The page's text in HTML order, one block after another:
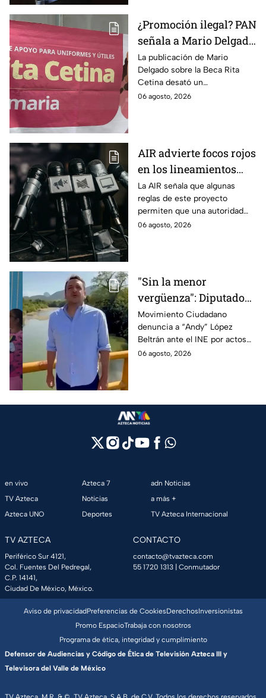
¿Promoción ilegal? PAN
señala a Mario Delgado
por publicación sobre
la Beca Rita Cetina
La publicación de Mario
Delgado sobre la Beca Rita
Cetina desató un
enfrentamiento entre Morena
06 agosto, 2026
AIR advierte focos rojos
en los lineamientos
para proteger a las
audiencias
La AIR señala que algunas
reglas de este proyecto
permiten que una autoridad
gubernamental supervise,
06 agosto, 2026
"Sin la menor
vergüenza": Diputado
Juan Zavala denuncia
ante el INE a Andy
López Beltrán por
campaña anticipada en
Movimiento Ciudadano
denuncia a “Andy” López
Beltrán ante el INE por actos
anticipados de campaña en
06 agosto, 2026
en vivo
TV Azteca
Azteca UNO
Azteca 7
Noticias
Deportes
adn Noticias
a más +
TV Azteca Internacional
TV AZTECA
Periférico Sur 4121,
Col. Fuentes Del Pedregal,
C.P. 14141,
Ciudad De México, México.
CONTACTO
contacto@tvazteca.com
55 1720 1313 | Conmutador
Aviso de privacidadPreferencias de CookiesDerechosInversionistas
Promo EspacioTrabaja con nosotros
Programa de ética, integridad y cumplimiento
Defensor de Audiencias y Código de Ética de Televisión Azteca III y
Televisora del Valle de México